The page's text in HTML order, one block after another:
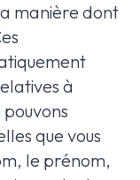
manière dont
à
que vous
le prénom,